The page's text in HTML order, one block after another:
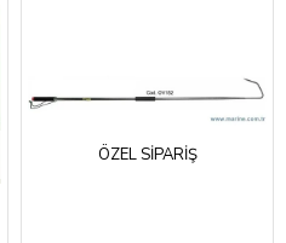
ÖZEL SIPARIŞ